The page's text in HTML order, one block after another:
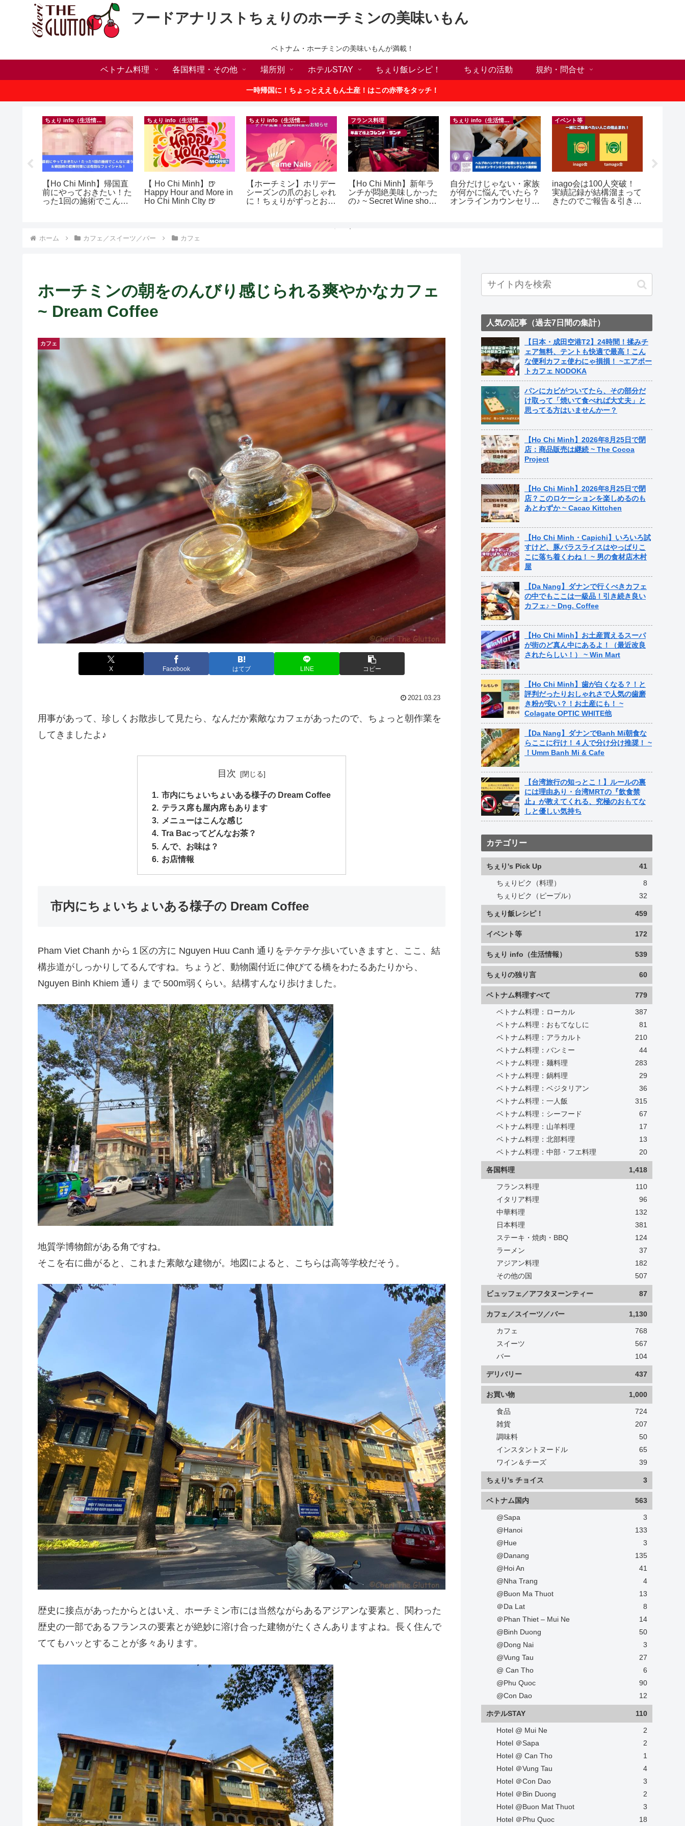
フードアナリストちぇりのホーチミンの美味いもん
ベトナム・ホーチミンの美味いもんが満載！
ベトナム料理 各国料理・その他 場所別 ホテルSTAY ちぇり飯レシピ！ ちぇりの活動 規約・問合せ
一時帰国に！ちょっとええもん土産！はこの赤帯をタッチ！
ちぇり info（生活情報）
【Ho Chi Minh】帰国直
前にやっておきたい！た
った1回の施術でこんな
ちぇり info（生活情報）
【 Ho Chi Minh】🍺
Happy Hour and More in
Ho Chi Minh CIty 🍺
ちぇり info（生活情報）
【ホーチミン】ホリデー
シーズンの爪のおしゃれ
に！ちぇりがずっとお世
フランス料理
【Ho Chi Minh】新年ラ
ンチが悶絶美味しかった
の♪ ~ Secret Wine shop
ちぇり info（生活情報）
自分だけじゃない・家族
が何かに悩んでいたら？
オンラインカウンセリン
イベント等
inago会は100人突破！
実績記録が結構溜まって
きたのでご報告＆引き続
ホーム カフェ／スイーツ／バー カフェ
ホーチミンの朝をのんびり感じられる爽やかなカフェ
~ Dream Coffee
カフェ
X Facebook はてブ LINE コピー
2021.03.23
用事があって、珍しくお散歩して見たら、なんだか素敵なカフェがあったので、ちょっと朝作業を
してきましたよ♪
目次
市内にちょいちょいある様子の Dream Coffee
テラス席も屋内席もあります
メニューはこんな感じ
Tra Bacってどんなお茶？
んで、お味は？
お店情報
市内にちょいちょいある様子の Dream Coffee
Pham Viet Chanh から１区の方に Nguyen Huu Canh 通りをテケテケ歩いていきますと、ここ、結
構歩道がしっかりしてるんですね。ちょうど、動物園付近に伸びてる橋をわたるあたりから、
Nguyen Binh Khiem 通り まで 500m弱くらい。結構すんなり歩けました。
地質学博物館がある角ですね。
そこを右に曲がると、これまた素敵な建物が。地図によると、こちらは高等学校だそう。
歴史に接点があったからとはいえ、ホーチミン市には当然ながらあるアジアンな要素と、関わった
歴史の一部であるフランスの要素とが絶妙に溶け合った建物がたくさんありますよね。長く住んで
ててもハッとすることが多々あります。
人気の記事（過去7日間の集計）
【日本・成田空港T2】24時間！揉みチ
ェア無料、テントも快適で最高！こん
な便利カフェ使わにゃ損損！ ~エアポー
トカフェ NODOKA
パンにカビがついてたら、その部分だ
け取って「焼いて食べれば大丈夫」と
思ってる方はいませんかー？
【Ho Chi Minh】2026年8月25日で閉
店：商品販売は継続 ~ The Cocoa
Project
【Ho Chi Minh】2026年8月25日で閉
店？このロケーションを楽しめるのも
あとわずか ~ Cacao Kittchen
【Ho Chi Minh・Capichi】いろいろ試
すけど、豚バラスライスはやっぱりこ
こに落ち着くわね！ ~ 男の食材店木村
屋
【Da Nang】ダナンで行くべきカフェ
の中でもここは一級品！引き続き良い
カフェ♪ ~ Dng. Coffee
【Ho Chi Minh】お土産買えるスーパ
が街のど真ん中にあるよ！（最近改良
されたらしい！） ~ Win Mart
【Ho Chi Minh】歯が白くなる？！と
評判だったりおしゃれさで人気の歯磨
き粉が安い？！お土産にも！ ~
Colagate OPTIC WHITE他
【Da Nang】ダナンでBanh Mi朝食な
らここに行け！４人で分け分け推奨！ ~
！Umm Banh Mi & Cafe
【台湾旅行の知っとこ！】ルールの裏
には理由あり・台湾MRTの『飲食禁
止』が教えてくれる、究極のおもてな
しと優しい気持ち
カテゴリー
ちぇり's Pick Up 41
ちぇりピク（料理）
8
ちぇりピク（ピープル）
32
ちぇり飯レシピ！ 459
イベント等 172
ちぇり info（生活情報） 539
ちぇりの独り言 60
ベトナム料理すべて 779
ベトナム料理：ローカル
387
ベトナム料理：おもてなしに
81
ベトナム料理：アラカルト
210
ベトナム料理：バンミー
44
ベトナム料理：麺料理
283
ベトナム料理：鍋料理
29
ベトナム料理：ベジタリアン
36
ベトナム料理：一人飯
315
ベトナム料理：シーフード
67
ベトナム料理：山羊料理
17
ベトナム料理：北部料理
13
ベトナム料理：中部・フエ料理
20
各国料理 1,418
フランス料理
110
イタリア料理
96
中華料理
132
日本料理
381
ステーキ・焼肉・BBQ
124
ラーメン
37
アジアン料理
182
その他の国
507
ビュッフェ／アフタヌーンティー 87
カフェ／スイーツ／バー 1,130
カフェ
768
スイーツ
567
バー
104
デリバリー 437
お買い物 1,000
食品
724
雑貨
207
調味料
50
インスタントヌードル
65
ワイン＆チーズ
39
ちぇり's チョイス 3
ベトナム国内 563
@Sapa
3
@Hanoi
133
@Hue
3
@Danang
135
@Hoi An
41
@Nha Trang
4
@Buon Ma Thuot
13
＠Da Lat
8
＠Phan Thiet – Mui Ne
14
@Binh Duong
50
@Dong Nai
3
@Vung Tau
27
@ Can Tho
6
@Phu Quoc
90
@Con Dao
12
ホテルSTAY 110
Hotel @ Mui Ne
2
Hotel ＠Sapa
2
Hotel @ Can Tho
1
Hotel ＠Vung Tau
4
Hotel ＠Con Dao
3
Hotel ＠Bin Duong
2
Hotel @Buon Mat Thuot
3
Hotel ＠Phu Quoc
18